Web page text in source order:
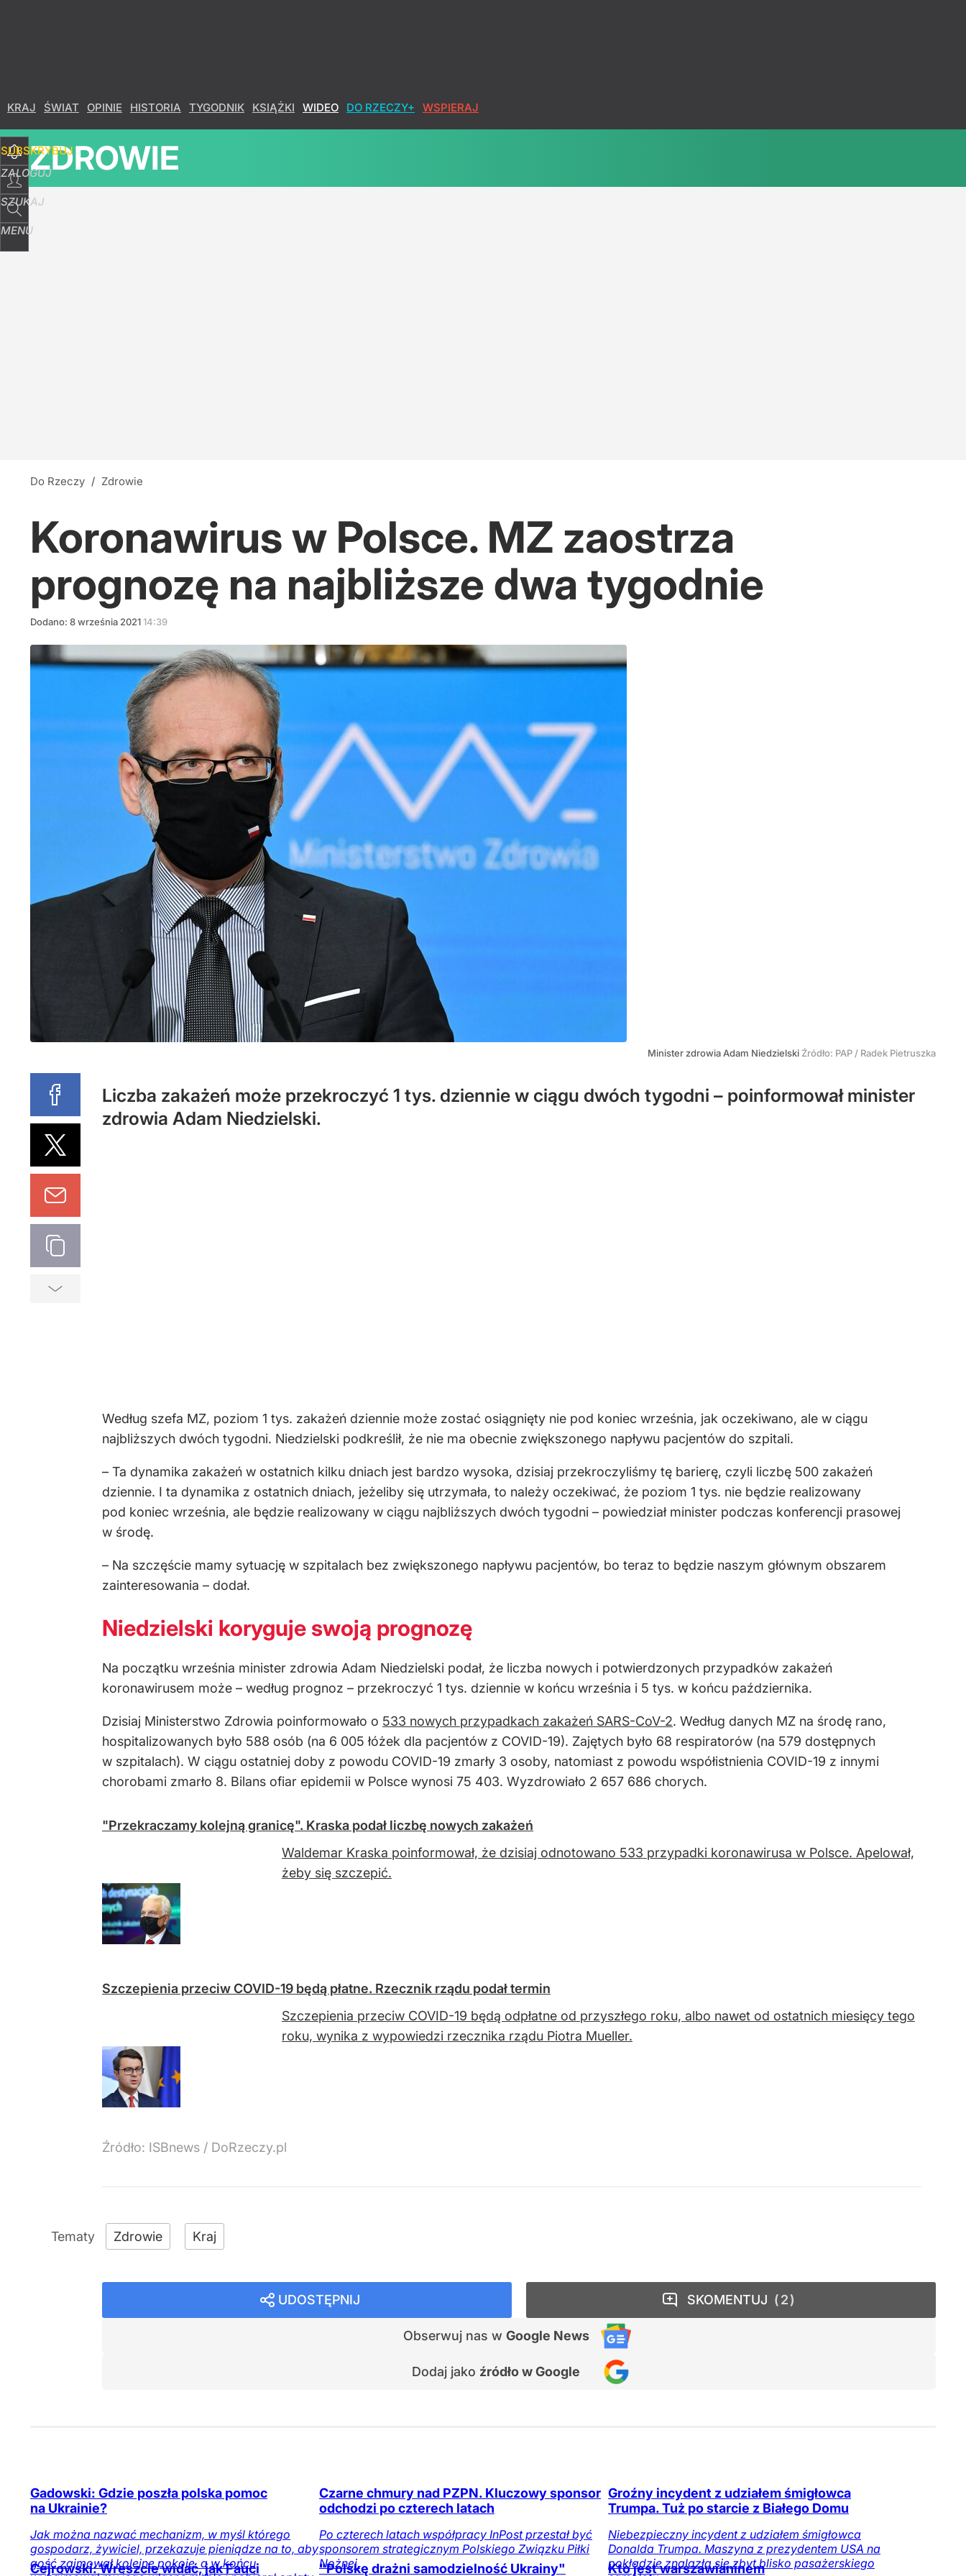
KRAJ ŚWIAT OPINIE HISTORIA TYGODNIK KSIĄŻKI WIDEO DO RZECZY+ WSPIERAJ
SUBSKRYBUJ
ZALOGUJ
SZUKAJ
MENU
ZDROWIE
Do Rzeczy / Zdrowie
Koronawirus w Polsce. MZ zaostrza
prognozę na najbliższe dwa tygodnie
Dodano: 8września 202114:39
Minister zdrowia Adam Niedzielski Źródło: PAP / Radek Pietruszka
Liczba zakażeń może przekroczyć 1 tys. dziennie w ciągu dwóch tygodni – poinformował minister
zdrowia Adam Niedzielski.
Według szefa MZ, poziom 1 tys. zakażeń dziennie może zostać osiągnięty nie pod koniec września, jak oczekiwano, ale w ciągu
najbliższych dwóch tygodni. Niedzielski podkreślił, że nie ma obecnie zwiększonego napływu pacjentów do szpitali.
– Ta dynamika zakażeń w ostatnich kilku dniach jest bardzo wysoka, dzisiaj przekroczyliśmy tę barierę, czyli liczbę 500 zakażeń
dziennie. I ta dynamika z ostatnich dniach, jeżeliby się utrzymała, to należy oczekiwać, że poziom 1 tys. nie będzie realizowany
pod koniec września, ale będzie realizowany w ciągu najbliższych dwóch tygodni – powiedział minister podczas konferencji prasowej
w środę.
– Na szczęście mamy sytuację w szpitalach bez zwiększonego napływu pacjentów, bo teraz to będzie naszym głównym obszarem
zainteresowania – dodał.
Niedzielski koryguje swoją prognozę
Na początku września minister zdrowia Adam Niedzielski podał, że liczba nowych i potwierdzonych przypadków zakażeń
koronawirusem może – według prognoz – przekroczyć 1 tys. dziennie w końcu września i 5 tys. w końcu października.
Dzisiaj Ministerstwo Zdrowia poinformowało o 533 nowych przypadkach zakażeń SARS-CoV-2. Według danych MZ na środę rano,
hospitalizowanych było 588 osób (na 6 005 łóżek dla pacjentów z COVID-19). Zajętych było 68 respiratorów (na 579 dostępnych
w szpitalach). W ciągu ostatniej doby z powodu COVID-19 zmarły 3 osoby, natomiast z powodu współistnienia COVID-19 z innymi
chorobami zmarło 8. Bilans ofiar epidemii w Polsce wynosi 75 403. Wyzdrowiało 2 657 686 chorych.
"Przekraczamy kolejną granicę". Kraska podał liczbę nowych zakażeń
Waldemar Kraska poinformował, że dzisiaj odnotowano 533 przypadki koronawirusa w Polsce. Apelował,
żeby się szczepić.
Szczepienia przeciw COVID-19 będą płatne. Rzecznik rządu podał termin
Szczepienia przeciw COVID-19 będą odpłatne od przyszłego roku, albo nawet od ostatnich miesięcy tego
roku, wynika z wypowiedzi rzecznika rządu Piotra Mueller.
Źródło: ISBnews / DoRzeczy.pl
Zdrowie Kraj
UDOSTĘPNIJ
Obserwuj nas w Google News
Dodaj jako źródło w Google
SKOMENTUJ 2
Gadowski: Gdzie poszła polska pomoc
na Ukrainie?
Jak można nazwać mechanizm, w myśl którego
gospodarz, żywiciel, przekazuje pieniądze na to, aby
gość zajmował kolejne pokoje, a w końcu
Czarne chmury nad PZPN. Kluczowy sponsor
odchodzi po czterech latach
Po czterech latach współpracy InPost przestał być
sponsorem strategicznym Polskiego Związku Piłki
Nożnej.
Groźny incydent z udziałem śmigłowca
Trumpa. Tuż po starcie z Białego Domu
Niebezpieczny incydent z udziałem śmigłowca
Donalda Trumpa. Maszyna z prezydentem USA na
pokładzie znalazła się zbyt blisko pasażerskiego
Cejrowski: Wreszcie widać, jak Fauci
"Polskę drażni samodzielność Ukrainy" Kto jest warszawianinem